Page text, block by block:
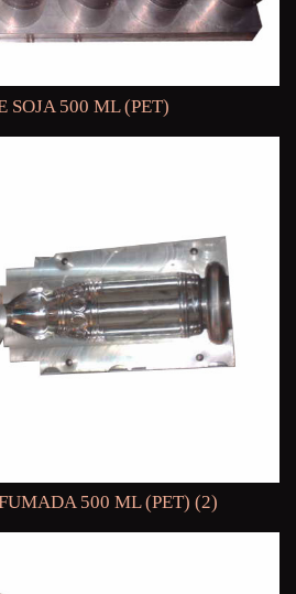
SOJA 500 ML (PET)
500 ML (PET) (2)